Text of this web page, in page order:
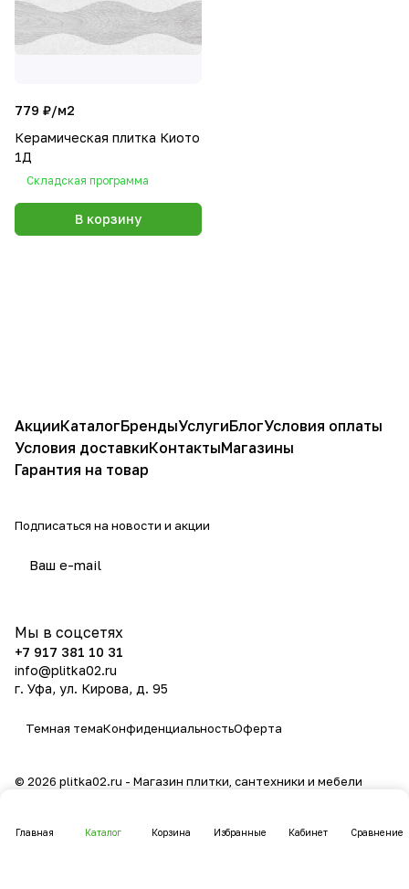
779 ₽/м2
Керамическая плитка Киото
1Д
Складская программа
В корзину
Главная Каталог Корзина Избранные Кабинет Сравнение
АкцииКаталогБрендыУслугиБлогУсловия оплаты
Условия доставкиКонтактыМагазины
Гарантия на товар
Подписаться на новости и акции
Мы в соцсетях
+7 917 381 10 31
info@plitka02.ru
г. Уфа, ул. Кирова, д. 95
Темная темаКонфиденциальностьОферта
© 2026 plitka02.ru - Магазин плитки, сантехники и мебели